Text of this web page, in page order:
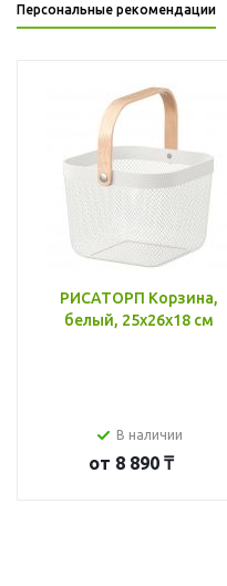
Персональные рекомендации
РИСАТОРП Корзина,
белый, 25x26x18 см
В наличии
от 8 890 ₸